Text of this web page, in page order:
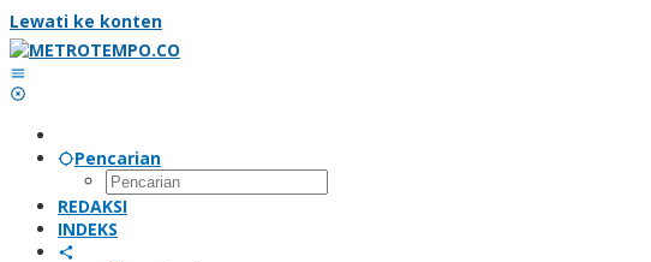
Lewati ke konten
Pencarian
REDAKSI
INDEKS